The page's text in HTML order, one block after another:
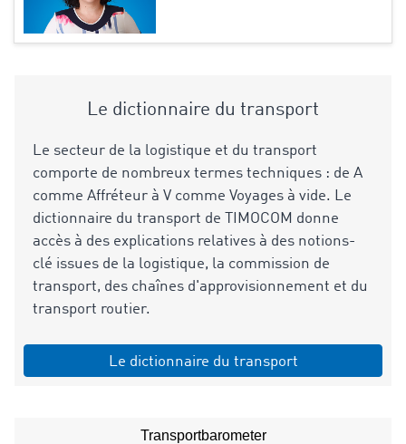
Le dictionnaire du transport
Le secteur de la logistique et du transport
comporte de nombreux termes techniques : de A
comme Affréteur à V comme Voyages à vide. Le
dictionnaire du transport de TIMOCOM donne
accès à des explications relatives à des notions-
clé issues de la logistique, la commission de
transport, des chaînes d'approvisionnement et du
transport routier.
Le dictionnaire du transport